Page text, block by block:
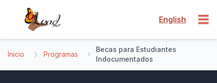
English
Inicio Programas
Becas para Estudiantes
Indocumentados